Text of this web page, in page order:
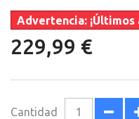
Advertencia:
229,99 €
Cantidad